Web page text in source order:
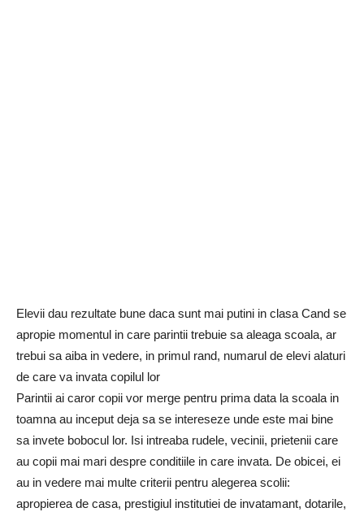
Elevii dau rezultate bune daca sunt mai putini in clasa Cand se
apropie momentul in care parintii trebuie sa aleaga scoala, ar
trebui sa aiba in vedere, in primul rand, numarul de elevi alaturi
de care va invata copilul lor
Parintii ai caror copii vor merge pentru prima data la scoala in
toamna au inceput deja sa se intereseze unde este mai bine
sa invete bobocul lor. Isi intreaba rudele, vecinii, prietenii care
au copii mai mari despre conditiile in care invata. De obicei, ei
au in vedere mai multe criterii pentru alegerea scolii:
apropierea de casa, prestigiul institutiei de invatamant, dotarile,